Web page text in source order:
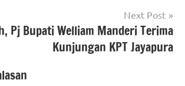
Next Post
Pj Bupati Welliam Manderi Terima
Kunjungan KPT Jayapura